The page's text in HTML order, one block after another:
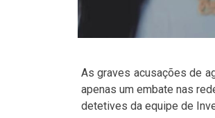
As graves acusações de
apenas um embate nas
detetives da equipe de